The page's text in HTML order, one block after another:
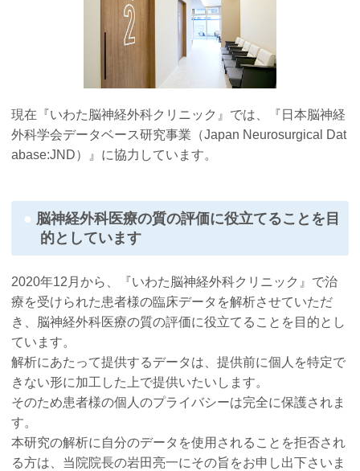
現在『いわた脳神経外科クリニック』では、『日本脳神経
外科学会データベース研究事業（Japan Neurosurgical Dat
abase:JND）』に協力しています。
脳神経外科医療の質の評価に役立てることを目
的としています
2020年12月から、『いわた脳神経外科クリニック』で治
療を受けられた患者様の臨床データを解析させていただ
き、脳神経外科医療の質の評価に役立てることを目的とし
ています。
解析にあたって提供するデータは、提供前に個人を特定で
きない形に加工した上で提供いたいします。
そのため患者様の個人のプライバシーは完全に保護されま
す。
本研究の解析に自分のデータを使用されることを拒否され
る方は、当院院長の岩田亮一にその旨をお申し出下さいま